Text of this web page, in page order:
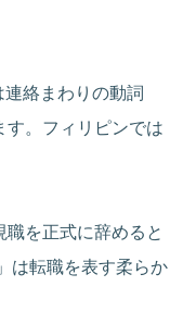
連絡まわりの動詞
す。フィリピンでは
職を正式に辞めると
は転職を表す柔らか